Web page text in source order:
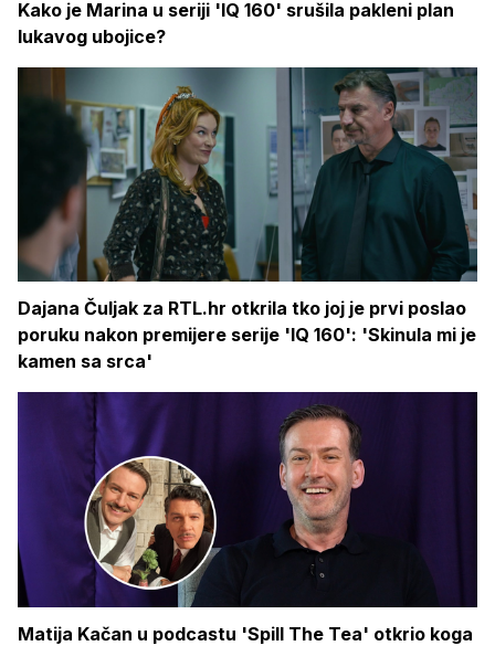
Kako je Marina u seriji 'IQ 160' srušila pakleni plan
lukavog ubojice?
Dajana Čuljak za RTL.hr otkrila tko joj je prvi poslao
poruku nakon premijere serije 'IQ 160': 'Skinula mi je
kamen sa srca'
Matija Kačan u podcastu 'Spill The Tea' otkrio koga